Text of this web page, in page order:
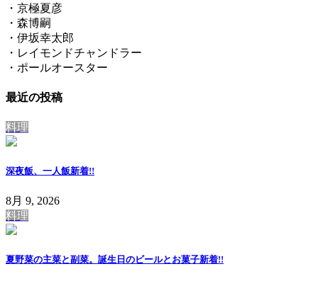
・京極夏彦
・森博嗣
・伊坂幸太郎
・レイモンドチャンドラー
・ポールオースター
最近の投稿
料理
深夜飯、一人飯新着!!
8月 9, 2026
料理
夏野菜の主菜と副菜。誕生日のビールとお菓子新着!!